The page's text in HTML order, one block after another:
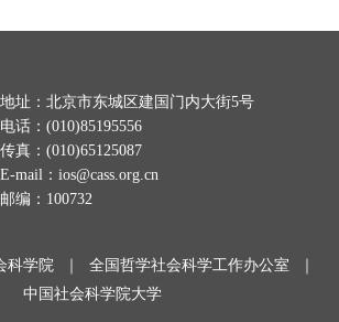
地址：北京市东城区建国门内大街5号
电话：(010)85195556
传真：(010)65125087
E-mail：ios@cass.org.cn
邮编：100732
科学院 ｜ 全国哲学社会科学工作办公室
｜
中国社会科学院大学